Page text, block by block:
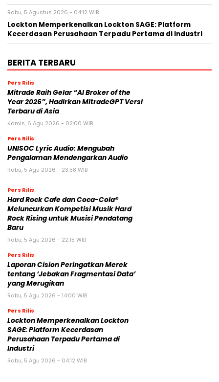
Rabu, 5 Agustus 2026 - 04:12 WIB
Lockton Memperkenalkan Lockton SAGE: Platform
Kecerdasan Perusahaan Terpadu Pertama di Industri
BERITA TERBARU
Pers Rilis
Mitrade Raih Gelar “AI Broker of the
Year 2026”, Hadirkan MitradeGPT Versi
Terbaru di Asia
Kamis, 6 Agu 2026 - 02:00 WIB
Pers Rilis
UNISOC Lyric Audio: Mengubah
Pengalaman Mendengarkan Audio
Rabu, 5 Agu 2026 - 23:58 WIB
Pers Rilis
Hard Rock Cafe dan Coca-Cola®
Meluncurkan Kompetisi Musik Hard
Rock Rising untuk Musisi Pendatang
Baru
Rabu, 5 Agu 2026 - 22:15 WIB
Pers Rilis
Laporan Cision Peringatkan Merek
tentang ‘Jebakan Fragmentasi Data’
yang Merugikan
Rabu, 5 Agu 2026 - 14:00 WIB
Pers Rilis
Lockton Memperkenalkan Lockton
SAGE: Platform Kecerdasan
Perusahaan Terpadu Pertama di
Industri
Rabu, 5 Agu 2026 - 04:12 WIB